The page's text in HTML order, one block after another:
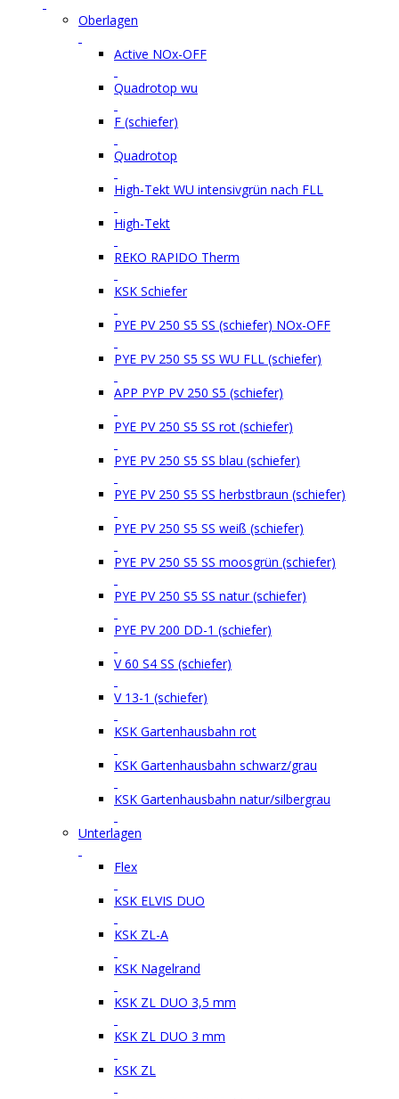
Oberlagen
Active NOx-OFF
Quadrotop wu
F (schiefer)
Quadrotop
High-Tekt WU intensivgrün nach FLL
High-Tekt
REKO RAPIDO Therm
KSK Schiefer
PYE PV 250 S5 SS (schiefer) NOx-OFF
PYE PV 250 S5 SS WU FLL (schiefer)
APP PYP PV 250 S5 (schiefer)
PYE PV 250 S5 SS rot (schiefer)
PYE PV 250 S5 SS blau (schiefer)
PYE PV 250 S5 SS herbstbraun (schiefer)
PYE PV 250 S5 SS weiß (schiefer)
PYE PV 250 S5 SS moosgrün (schiefer)
PYE PV 250 S5 SS natur (schiefer)
PYE PV 200 DD-1 (schiefer)
V 60 S4 SS (schiefer)
V 13-1 (schiefer)
KSK Gartenhausbahn rot
KSK Gartenhausbahn schwarz/grau
KSK Gartenhausbahn natur/silbergrau
Unterlagen
Flex
KSK ELVIS DUO
KSK ZL-A
KSK Nagelrand
KSK ZL DUO 3,5 mm
KSK ZL DUO 3 mm
KSK ZL